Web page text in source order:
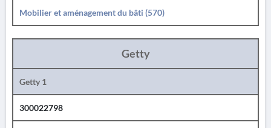
Mobilier et aménagement du bâti (570)
Getty
Getty 1
300022798